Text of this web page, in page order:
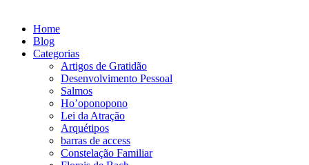
Home
Blog
Categorias
Artigos de Gratidão
Desenvolvimento Pessoal
Salmos
Ho’oponopono
Lei da Atração
Arquétipos
barras de access
Constelação Familiar